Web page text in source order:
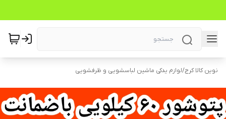
نوین کالا کرج/لوازم یدکی ماشین لباسشویی و ظرفشویی